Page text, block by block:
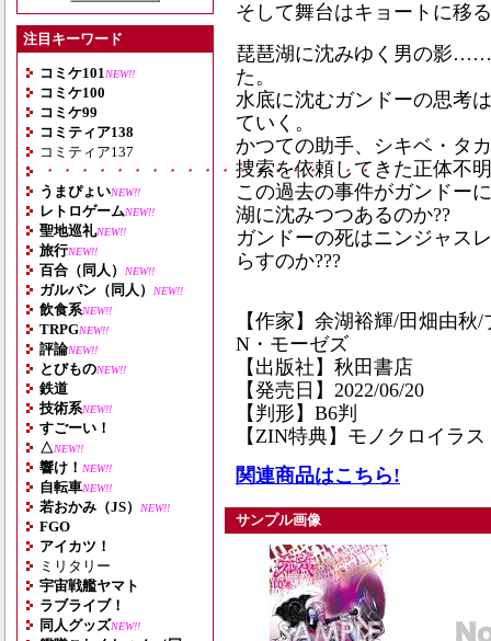
注目キーワード
コミケ101 NEW!!
コミケ100
コミケ99
コミティア138
コミティア137
・・・・・・・・・・・・・・・・・・・
うまぴょいNEW!!
レトロゲームNEW!!
聖地巡礼NEW!!
旅行NEW!!
百合（同人） NEW!!
ガルパン（同人） NEW!!
飲食系NEW!!
TRPGNEW!!
評論NEW!!
とびものNEW!!
鉄道
技術系NEW!!
すごーい！
△NEW!!
響け！ NEW!!
自転車NEW!!
若おかみ（JS） NEW!!
FGO
アイカツ！
ミリタリー
宇宙戦艦ヤマト
ラブライブ！
同人グッズNEW!!
そして舞台はキョートに移
琵琶湖に沈みゆく男の影
た。
水底に沈むガンドーの思考
ていく。
かつての助手、シキベ・タ
捜索を依頼してきた正体不
この過去の事件がガンドー
湖に沈みつつあるのか??
ガンドーの死はニンジャス
らすのか???
【作家】余湖裕輝/田畑由
N・モーゼズ
【出版社】秋田書店
【発売日】2022/06/20
【判形】B6判
【ZIN特典】モノクロイラ
関連商品はこちら!
サンプル画像